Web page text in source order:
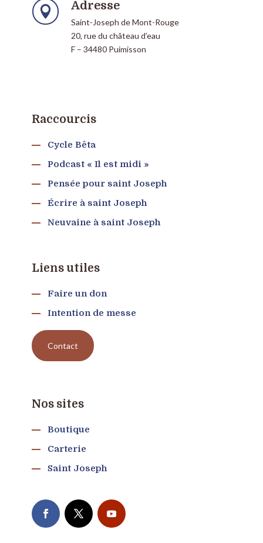
 Adresse
Saint-Joseph de Mont-Rouge
20, rue du château d’eau
F – 34480 Puimisson
Raccourcis
Cycle Bêta
Podcast « Il est midi »
Pensée pour saint Joseph
Écrire à saint Joseph
Neuvaine à saint Joseph
Liens utiles
Faire un don
Intention de messe
Contact
Nos sites
Boutique
Carterie
Saint Joseph